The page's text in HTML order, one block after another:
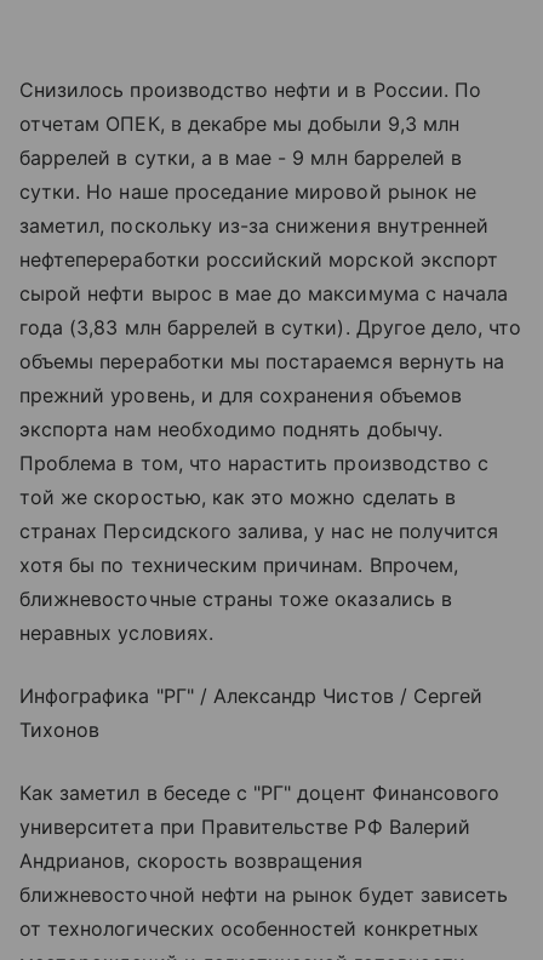
Снизилось производство нефти и в России. По
отчетам ОПЕК, в декабре мы добыли 9,3 млн
баррелей в сутки, а в мае - 9 млн баррелей в
сутки. Но наше проседание мировой рынок не
заметил, поскольку из-за снижения внутренней
нефтепереработки российский морской экспорт
сырой нефти вырос в мае до максимума с начала
года (3,83 млн баррелей в сутки). Другое дело, что
объемы переработки мы постараемся вернуть на
прежний уровень, и для сохранения объемов
экспорта нам необходимо поднять добычу.
Проблема в том, что нарастить производство с
той же скоростью, как это можно сделать в
странах Персидского залива, у нас не получится
хотя бы по техническим причинам. Впрочем,
ближневосточные страны тоже оказались в
неравных условиях.
Инфографика "РГ" / Александр Чистов / Сергей
Тихонов
Как заметил в беседе с "РГ" доцент Финансового
университета при Правительстве РФ Валерий
Андрианов, скорость возвращения
ближневосточной нефти на рынок будет зависеть
от технологических особенностей конкретных